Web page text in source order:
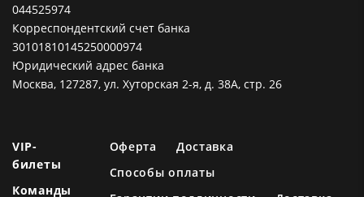
044525974
Корреспондентский счет банка
30101810145250000974
Юридический адрес банка
Москва, 127287, ул. Хуторская 2-я, д. 38А, стр. 26
VIP-
билеты
Команды
Оферта
Доставка
Способы оплаты